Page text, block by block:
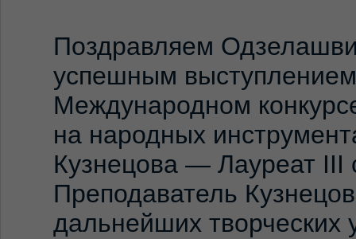
Поздравляем
успешным
Международном
на народных
Кузнецова — Лауреат III
Преподаватель
дальнейших творческих